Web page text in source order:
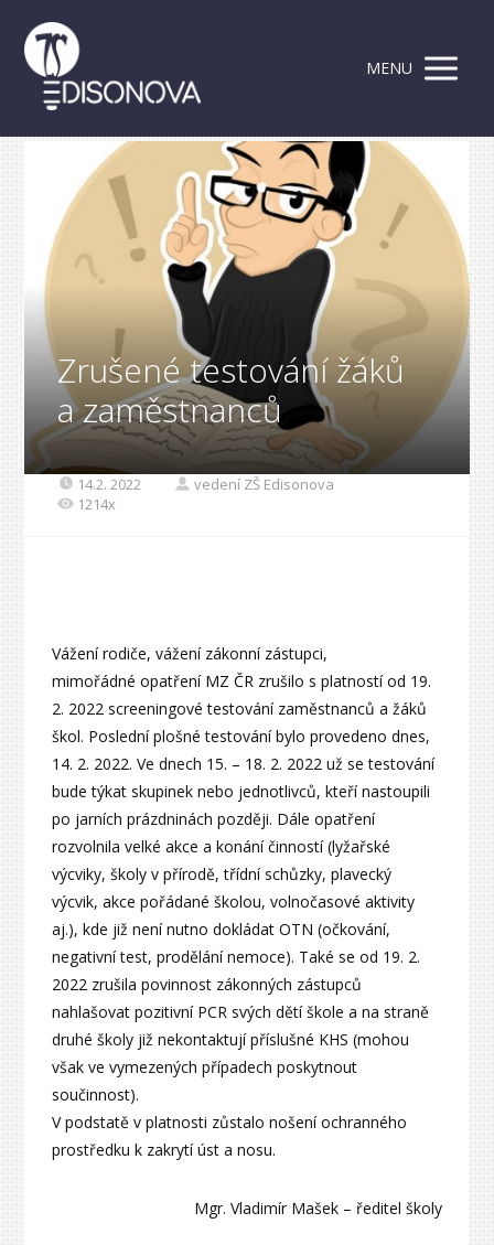
MENU
Zrušené testování žáků
a zaměstnanců
14.2. 2022
vedení ZŠ Edisonova
1214x
Vážení rodiče, vážení zákonní zástupci,
mimořádné opatření MZ ČR zrušilo s platností od 19.
2. 2022 screeningové testování zaměstnanců a žáků
škol. Poslední plošné testování bylo provedeno dnes,
14. 2. 2022. Ve dnech 15. – 18. 2. 2022 už se testování
bude týkat skupinek nebo jednotlivců, kteří nastoupili
po jarních prázdninách později. Dále opatření
rozvolnila velké akce a konání činností (lyžařské
výcviky, školy v přírodě, třídní schůzky, plavecký
výcvik, akce pořádané školou, volnočasové aktivity
aj.), kde již není nutno dokládat OTN (očkování,
negativní test, prodělání nemoce). Také se od 19. 2.
2022 zrušila povinnost zákonných zástupců
nahlašovat pozitivní PCR svých dětí škole a na straně
druhé školy již nekontaktují příslušné KHS (mohou
však ve vymezených případech poskytnout
součinnost).
V podstatě v platnosti zůstalo nošení ochranného
prostředku k zakrytí úst a nosu.
Mgr. Vladimír Mašek – ředitel školy